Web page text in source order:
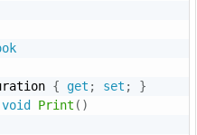
{ get ; set ;
}
void Print ( )